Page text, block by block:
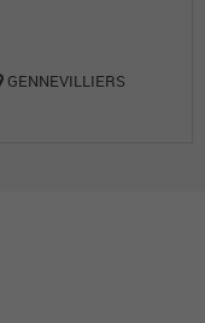
GENNEVILLIERS